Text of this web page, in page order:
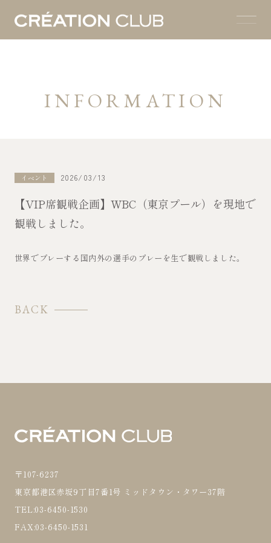
INFORMATION
イベント 2026/03/13
【VIP席観戦企画】WBC（東京プール）を現地で
観戦しました。
世界でプレーする国内外の選手のプレーを生で観戦しました。
BACK
〒107-6237
東京都港区赤坂9丁目7番1号 ミッドタウン・タワー37階
TEL:03-6450-1530
FAX:03-6450-1531